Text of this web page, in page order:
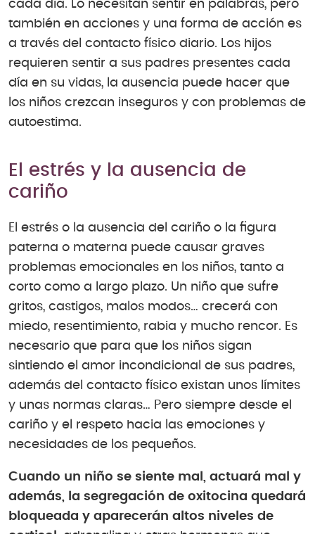
cada día. Lo necesitan sentir en palabras, pero
también en acciones y una forma de acción es
a través del contacto físico diario. Los hijos
requieren sentir a sus padres presentes cada
día en su vidas, la ausencia puede hacer que
los niños crezcan inseguros y con problemas de
autoestima.
El estrés y la ausencia de
cariño
El estrés o la ausencia del cariño o la figura
paterna o materna puede causar graves
problemas emocionales en los niños, tanto a
corto como a largo plazo. Un niño que sufre
gritos, castigos, malos modos… crecerá con
miedo, resentimiento, rabia y mucho rencor. Es
necesario que para que los niños sigan
sintiendo el amor incondicional de sus padres,
además del contacto físico existan unos límites
y unas normas claras… Pero siempre desde el
cariño y el respeto hacia las emociones y
necesidades de los pequeños.
Cuando un niño se siente mal, actuará mal y
además, la segregación de oxitocina quedará
bloqueada y aparecerán altos niveles de